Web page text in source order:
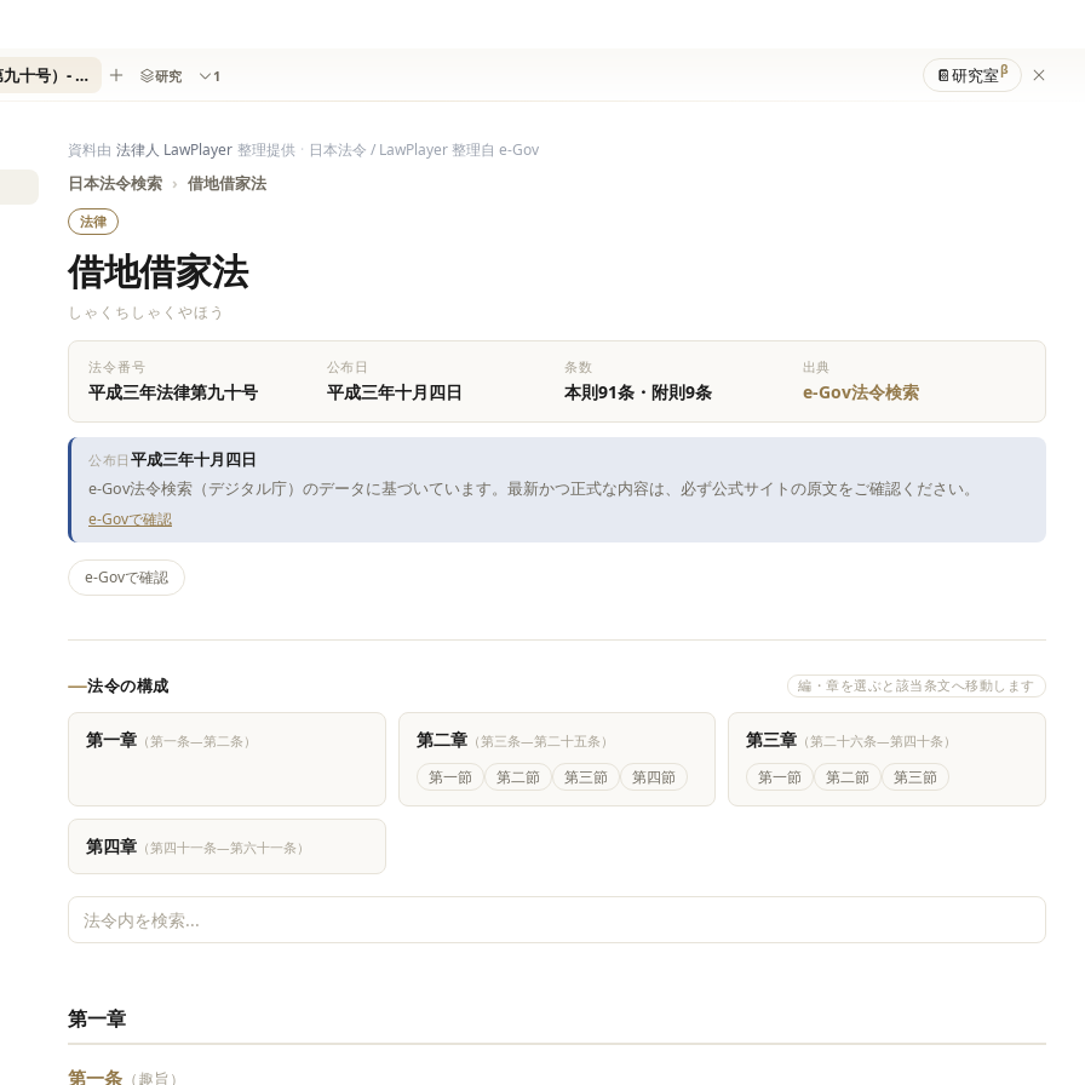
資料由 法律人 LawPlayer 整理提供 · 日本法令 / LawPlayer 整理自 e-Gov
日本法令検索 › 借地借家法
法律
借地借家法
しゃくちしゃくやほう
法令番号
平成三年法律第九十号
公布日
平成三年十月四日
条数
本則91条・附則9条
出典
e-Gov法令検索
公布日 平成三年十月四日
e-Gov法令検索（デジタル庁）のデータに基づいています。最新かつ正式な内容は、必ず公式サイトの原文をご確認ください。
e-Govで確認
e-Govで確認
法令の構成 編・章を選ぶと該当条文へ移動します
第一章 （第一条―第二条） 第二章（第三条―第二十五条）
第一節 第二節 第三節 第四節
第三章 （第二十六条―第四十条）
第一節 第二節 第三節
第四章 （第四十一条―第六十一条）
第一章
第一条 （趣旨）
借地借家法（平成三年法律第九十号）- 全文・条文検索 研究 1 📔研究室β